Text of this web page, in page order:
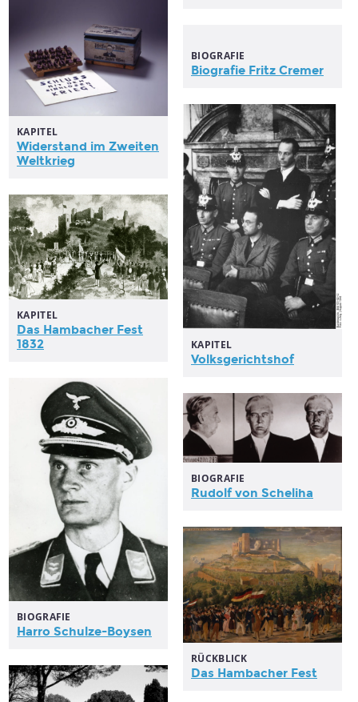
KAPITEL
Widerstand im Zweiten
Weltkrieg
BIOGRAFIE
Biografie Fritz Cremer
KAPITEL
Volksgerichtshof
KAPITEL
Das Hambacher Fest
1832
BIOGRAFIE
Harro Schulze-Boysen
BIOGRAFIE
Rudolf von Scheliha
RÜCKBLICK
Das Hambacher Fest